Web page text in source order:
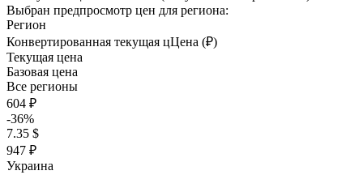
Выбран предпросмотр цен для региона:
Регион
Конвертированная текущая цЦена (₽)
Текущая цена
Базовая цена
Все регионы
604 ₽
-36%
7.35 $
947 ₽
Украина